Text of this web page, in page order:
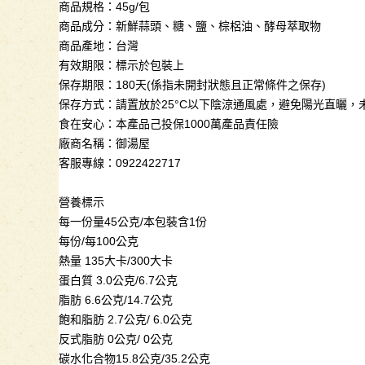
商品規格：45g/包
商品成分：新鮮蒜頭、糖、鹽、棕梠油、酵母萃取物
商品產地：台灣
有效期限：標示於包裝上
保存期限：180天(係指未開封狀態且正常條件之保存)
保存方式：請置放於25°C以下陰涼通風處，避免陽光直曬，
食在安心：本產品己投保1000萬產品責任險
廠商名稱：御湯屋
客服專線：0922422717
營養標示
每一份量45公克/本包裝含1份
每份/每100公克
熱量 135大卡/300大卡
蛋白質 3.0公克/6.7公克
脂肪 6.6公克/14.7公克
飽和脂肪 2.7公克/ 6.0公克
反式脂肪 0公克/ 0公克
碳水化合物15.8公克/35.2公克